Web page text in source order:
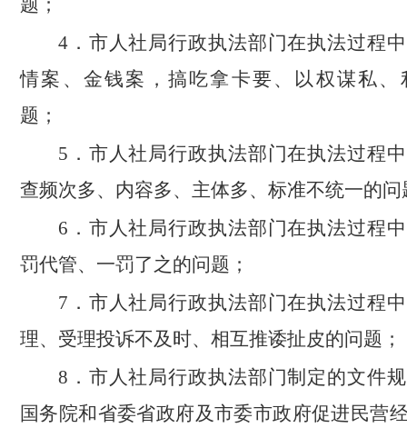
题；
4．市人社局行政执法部门在执法过程
情案、金钱案，搞吃拿卡要、以权谋私、
题；
5．市人社局行政执法部门在执法过程
查频次多、内容多、主体多、标准不统一的
6．市人社局行政执法部门在执法过程
罚代管、一罚了之的问题；
7．市人社局行政执法部门在执法过程
理、受理投诉不及时、相互推诿扯皮的问题；
8．市人社局行政执法部门制定的文件
国务院和省委省政府及市委市政府促进民营